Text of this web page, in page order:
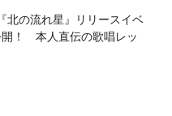
北の流れ星』リリースイベ
開！ 本人直伝の歌唱レッ